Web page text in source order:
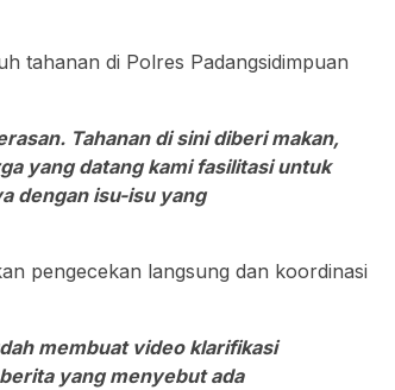
tahanan di Polres Padangsidimpuan
Tahanan di sini diberi makan,
yang datang kami fasilitasi untuk
dengan isu-isu yang
pengecekan langsung dan koordinasi
membuat video klarifikasi
yang menyebut ada